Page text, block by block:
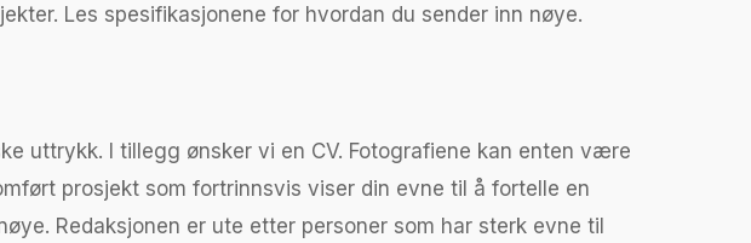
Les spesifikasjonene for hvordan du sender inn nøye.
uttrykk. I tillegg ønsker vi en CV. Fotografiene kan enten være
prosjekt som fortrinnsvis viser din evne til å fortelle en
Redaksjonen er ute etter personer som har sterk evne til